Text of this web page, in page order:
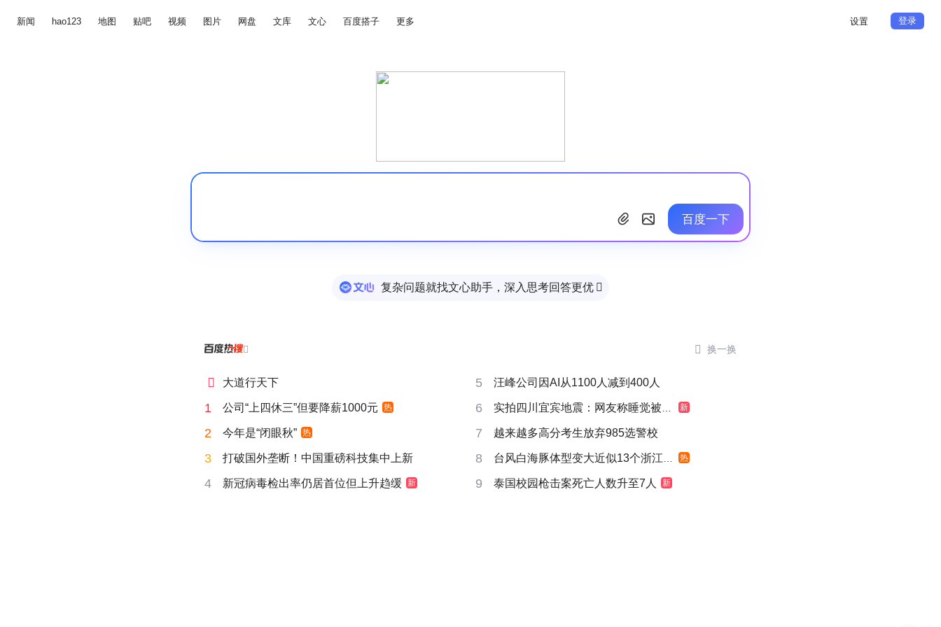
新闻 hao123 地图 贴吧 视频 图片 网盘 文库 文心 百度搭子 更多 设置 登录
百度一下
复杂问题就找文心助手，深入思考回答更优 
  换一换
 大道行天下 5 汪峰公司因AI从1100人减到400人
1 公司“上四休三”但要降薪1000元 热 6 实拍四川宜宾地震：网友称睡觉被摇醒 新
2 今年是“闭眼秋” 热 7 越来越多高分考生放弃985选警校
3 打破国外垄断！中国重磅科技集中上新 8 台风白海豚体型变大近似13个浙江面积 热
4 新冠病毒检出率仍居首位但上升趋缓 新 9 泰国校园枪击案死亡人数升至7人 新